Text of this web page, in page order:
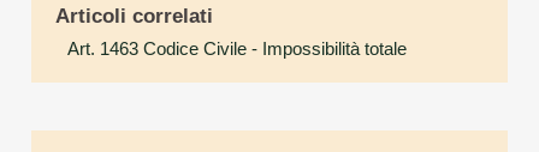
Articoli correlati
Art. 1463 Codice Civile - Impossibilità totale